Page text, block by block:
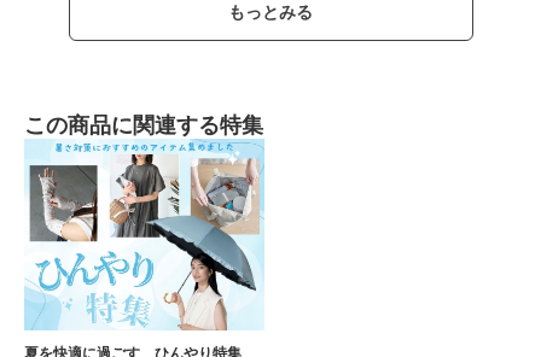
もっとみる
この商品に関連する特集
夏を快適に過ごす ひんやり特集